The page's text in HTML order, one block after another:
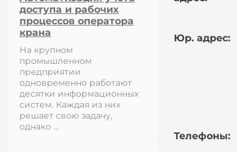
доступа и рабочих
процессов оператора
крана
На крупном
промышленном
предприятии
одновременно работают
десятки информационных
систем. Каждая из них
решает свою задачу,
однако ...
Юр. адрес:
Телефоны: